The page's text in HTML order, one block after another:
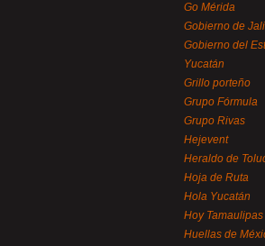
Go Mérida
Gobierno de
Gobierno del
Yucatán
Grillo porteño
Grupo Fórmula
Grupo Rivas
Hejevent
Heraldo de
Hoja de Ruta
Hola Yucatán
Hoy Tamaulipas
Huellas de